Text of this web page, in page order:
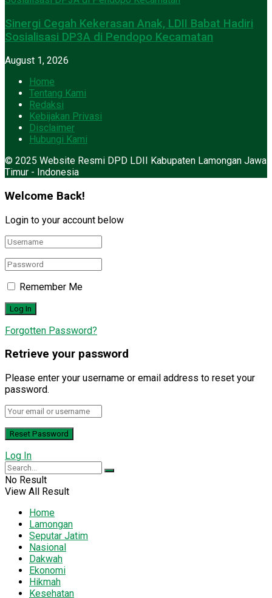
Sinergi Cegah Kekerasan Anak, LDII Babat Hadiri
Sosialisasi DP3A di Pendopo Kecamatan
August 1, 2026
Home
Tentang Kami
Redaksi
Kebijakan Privasi
Disclaimer
Hubungi Kami
© 2025 Website Resmi DPD LDII Kabupaten Lamongan Jawa
Timur - Indonesia
Welcome Back!
Login to your account below
Remember Me
Forgotten Password?
Retrieve your password
Please enter your username or email address to reset your
password.
Log In
No Result
View All Result
Home
Lamongan
Seputar Jatim
Nasional
Dakwah
Ekonomi
Hikmah
Kesehatan